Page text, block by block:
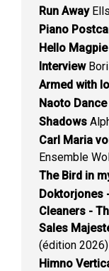
Run Away
Piano
Hello Magpie
Interview
Armed with
Naoto Dance
Shadows
Carl Maria
Ensemble
The Bird in
Doktorjones
Cleaners -
Sales
(édition 2026)
Himno